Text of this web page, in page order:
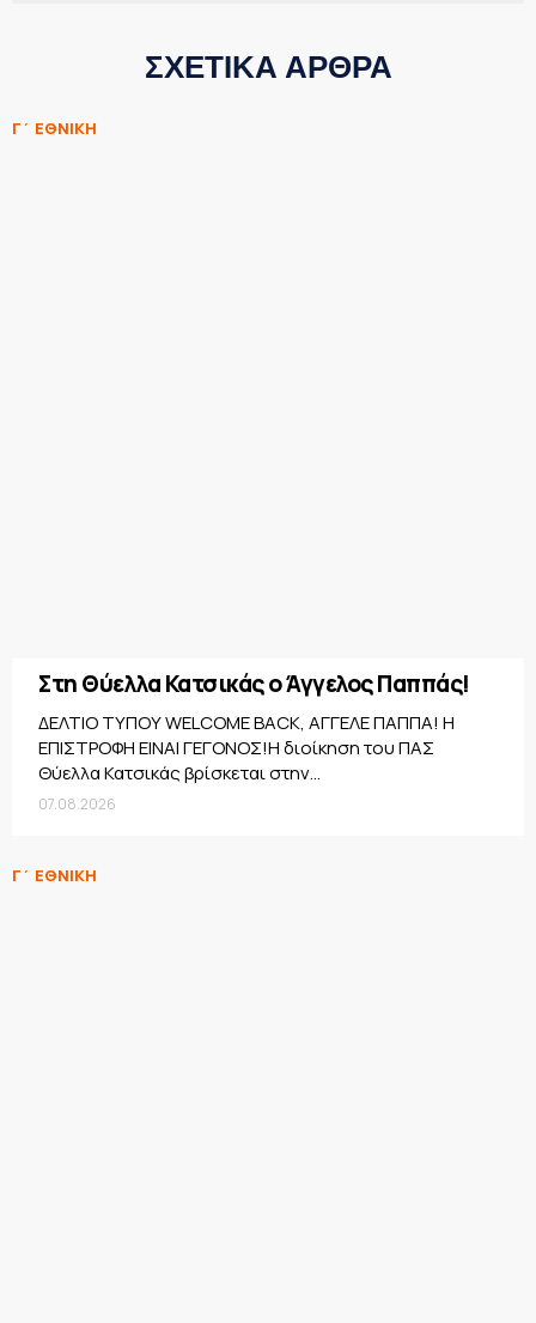
ΣΧΕΤΙΚΑ ΑΡΘΡΑ
Γ΄ ΕΘΝΙΚΗ
Στη Θύελλα Κατσικάς ο Άγγελος Παππάς!
ΔΕΛΤΙΟ ΤΥΠΟΥ WELCOME BACK, ΑΓΓΕΛΕ ΠΑΠΠΑ! Η
ΕΠΙΣΤΡΟΦΗ ΕΙΝΑΙ ΓΕΓΟΝΟΣ!Η διοίκηση του ΠΑΣ
Θύελλα Κατσικάς βρίσκεται στην...
07.08.2026
Γ΄ ΕΘΝΙΚΗ